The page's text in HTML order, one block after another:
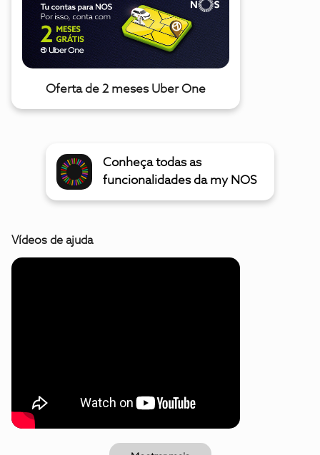
Oferta de 2 meses Uber One
Conheça todas as
funcionalidades da my NOS
Vídeos de ajuda